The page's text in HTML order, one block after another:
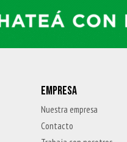
EMPRESA
Nuestra empresa
Contacto